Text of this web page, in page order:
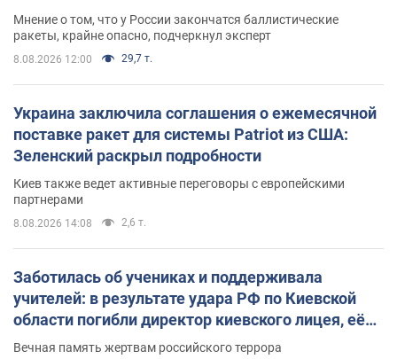
Мнение о том, что у России закончатся баллистические
ракеты, крайне опасно, подчеркнул эксперт
8.08.2026 12:00 29,7 т.
Украина заключила соглашения о ежемесячной
поставке ракет для системы Patriot из США:
Зеленский раскрыл подробности
Киев также ведет активные переговоры с европейскими
партнерами
8.08.2026 14:08 2,6 т.
Заботилась об учениках и поддерживала
учителей: в результате удара РФ по Киевской
области погибли директор киевского лицея, её
муж и внук
Вечная память жертвам российского террора